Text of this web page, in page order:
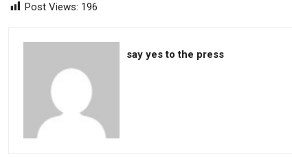
Post Views: 196
say yes to the press